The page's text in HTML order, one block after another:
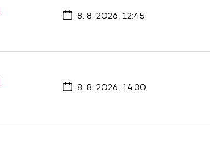
8. 8. 2026, 12:45
8. 8. 2026, 14:30